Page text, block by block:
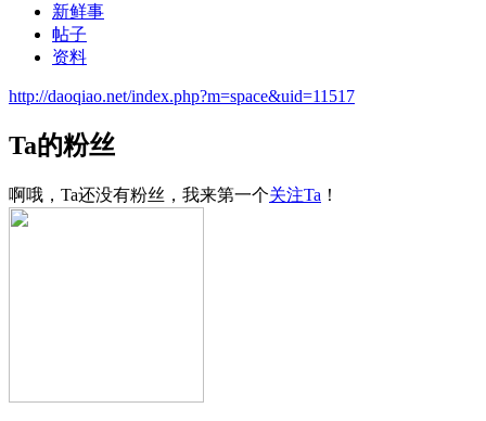
新鲜事
帖子
资料
http://daoqiao.net/index.php?m=space&uid=11517
Ta的粉丝
啊哦，Ta还没有粉丝，我来第一个关注Ta ！